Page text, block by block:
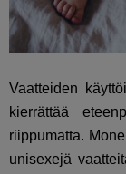
Vaatteiden
kierrättää
riippumatta.
unisexejä